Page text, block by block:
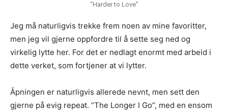
“Harder to Love”
Jeg må naturligvis trekke frem noen av mine favoritter,
men jeg vil gjerne oppfordre til å sette seg ned og
virkelig lytte her. For det er nedlagt enormt med arbeid i
dette verket, som fortjener at vi lytter.
Åpningen er naturligvis allerede nevnt, men sett den
gjerne på evig repeat. “The Longer I Go”, med en ensom